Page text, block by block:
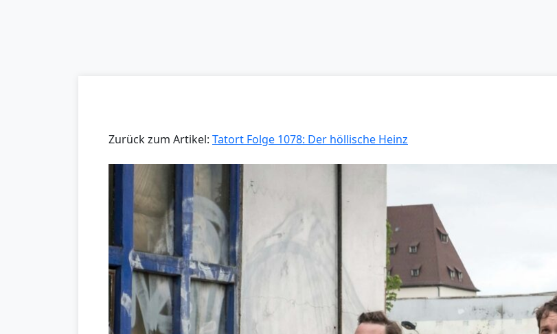
Zurück zum Artikel: Tatort Folge 1078: Der höllische Heinz